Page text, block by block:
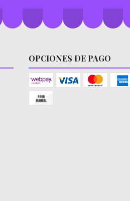
OPCIONES DE PAGO